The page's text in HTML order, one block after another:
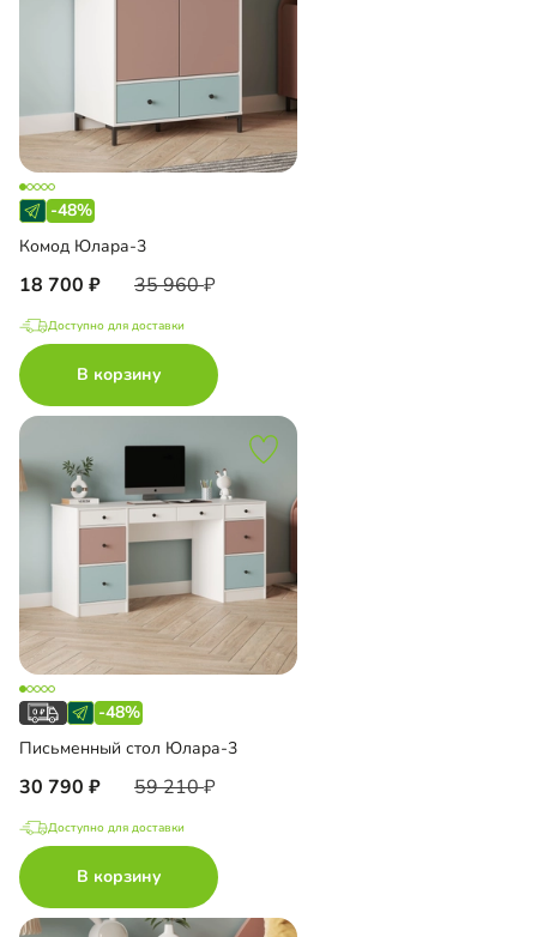
-48%
Комод Юлара-3
18 700 35 960
Доступно для доставки
В корзину
-48%
Письменный стол Юлара-3
30 790 59 210
Доступно для доставки
В корзину